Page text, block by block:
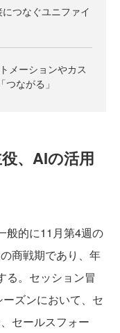
つなぐユニファイ
メーションやカス
ながる」
、AIの活用
般的に11月第4週の
商戦期であり、年
る。セッション冒
ズンにおいて、セ
セールスフォー